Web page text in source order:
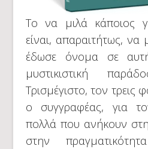
Το να μιλά κάποιος
είναι, απαραιτήτως, να
έδωσε όνομα σε
μυστικιστική
Τρισμέγιστο, τον τρεις
ο συγγραφέας, για
πολλά που ανήκουν
στην